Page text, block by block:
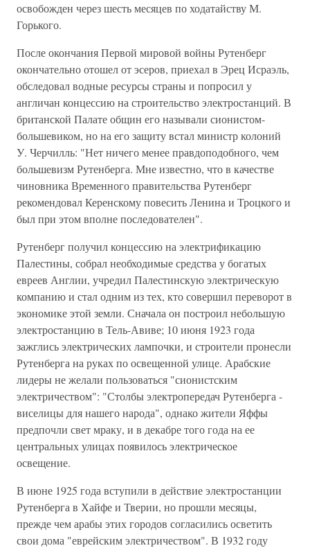
освобожден через шесть месяцев по ходатайству М.
Горького.
После окончания Первой мировой войны Рутенберг
окончательно отошел от эсеров, приехал в Эрец Исраэль,
обследовал водные ресурсы страны и попросил у
англичан концессию на строительство электростанций. В
британской Палате общин его называли сионистом-
большевиком, но на его защиту встал министр колоний
У. Черчилль: "Нет ничего менее правдоподобного, чем
большевизм Рутенберга. Мне известно, что в качестве
чиновника Временного правительства Рутенберг
рекомендовал Керенскому повесить Ленина и Троцкого и
был при этом вполне последователен".
Рутенберг получил концессию на электрификацию
Палестины, собрал необходимые средства у богатых
евреев Англии, учредил Палестинскую электрическую
компанию и стал одним из тех, кто совершил переворот в
экономике этой земли. Сначала он построил небольшую
электростанцию в Тель-Авиве; 10 июня 1923 года
зажглись электрических лампочки, и строители пронесли
Рутенберга на руках по освещенной улице. Арабские
лидеры не желали пользоваться "сионистским
электричеством": "Столбы электропередач Рутенберга -
виселицы для нашего народа", однако жители Яффы
предпочли свет мраку, и в декабре того года на ее
центральных улицах появилось электрическое
освещение.
В июне 1925 года вступили в действие электростанции
Рутенберга в Хайфе и Тверии, но прошли месяцы,
прежде чем арабы этих городов согласились осветить
свои дома "еврейским электричеством". В 1932 году